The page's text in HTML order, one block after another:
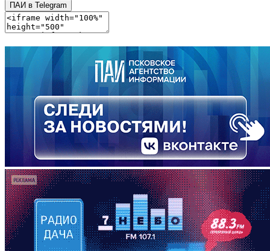
ПАИ в Telegram